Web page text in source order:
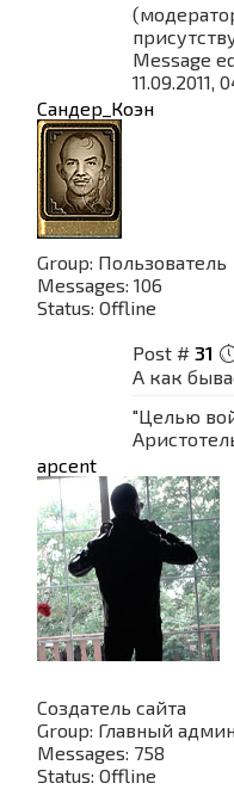
Message
11.09.2011,
Сандер_Коэн
Group: Пользователь
Messages: 106
Status: Offline
Post # 31
А как
"Целью
apcent
Создатель сайта
Group: Главный
Messages: 758
Status: Offline